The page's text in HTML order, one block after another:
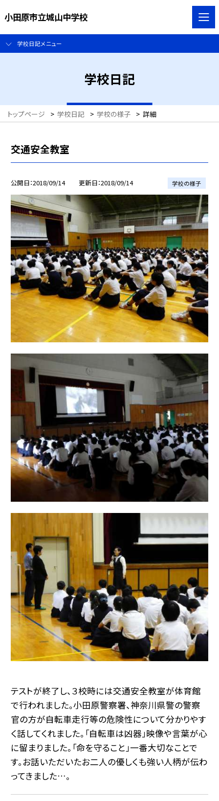
小田原市立城山中学校
学校日記メニュー
学校日記
トップページ > 学校日記 > 学校の様子 > 詳細
交通安全教室
公開日 2018/09/14 更新日 2018/09/14 学校の様子
テストが終了し、３校時には交通安全教室が体育館
で行われました。小田原警察署、神奈川県警の警察
官の方が自転車走行等の危険性について分かりやす
く話してくれました。「自転車は凶器」映像や言葉が心
に留まりました。「命を守ること」一番大切なことで
す。お話いただいたお二人の優しくも強い人柄が伝わ
ってきました…。